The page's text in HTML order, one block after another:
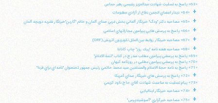
«63» پاسخ به تسليت شهادت عبدالعزيز رنتيسي رهبر حماس
+ «64» ديدار اعضاي انجمن دفاع از آزادي مطبوعات
+ «65» مصاحبه دكتر "ودگ" خبرنگار آلماني بخش غربي صداي آلمان و خانم "گارين"خبرنگار نشريه دويچه آلمان
+ «66» پاسخ به پرسش هايي پيرامون مجازاتهاي اسلامي
+ «67» مصاحبه خبرنگار روابط بين الملل تلويزيون اتريش (ORF)
+
«68» مصاحبه هفته نامه "پيك روز" چاپ كانادا
«69» پاسخ به پرسشي پيرامون مطلب مندرج در كتاب "تتمة الاعلام"
«70» پاسخ به پرسشي پيرامون مطلبي در روزنامه كيهان
«71» پاسخ به نامه حجة الاسلام والمسلمين سيد محمد خاتمي رئيس جمهور تحتعنوان "نامه اي براي فردا"
+
«72» پاسخ به پرسش هاي خبرنگار صداي آمريكا
«73» پيام تسليت به مناسبت شهادت آقاي حاج داود كريمي
+ «74» مصاحبه خبرنگار ايتاليايي
+ «75» مصاحبه خبرگزاري "آسوشيتدپرس"